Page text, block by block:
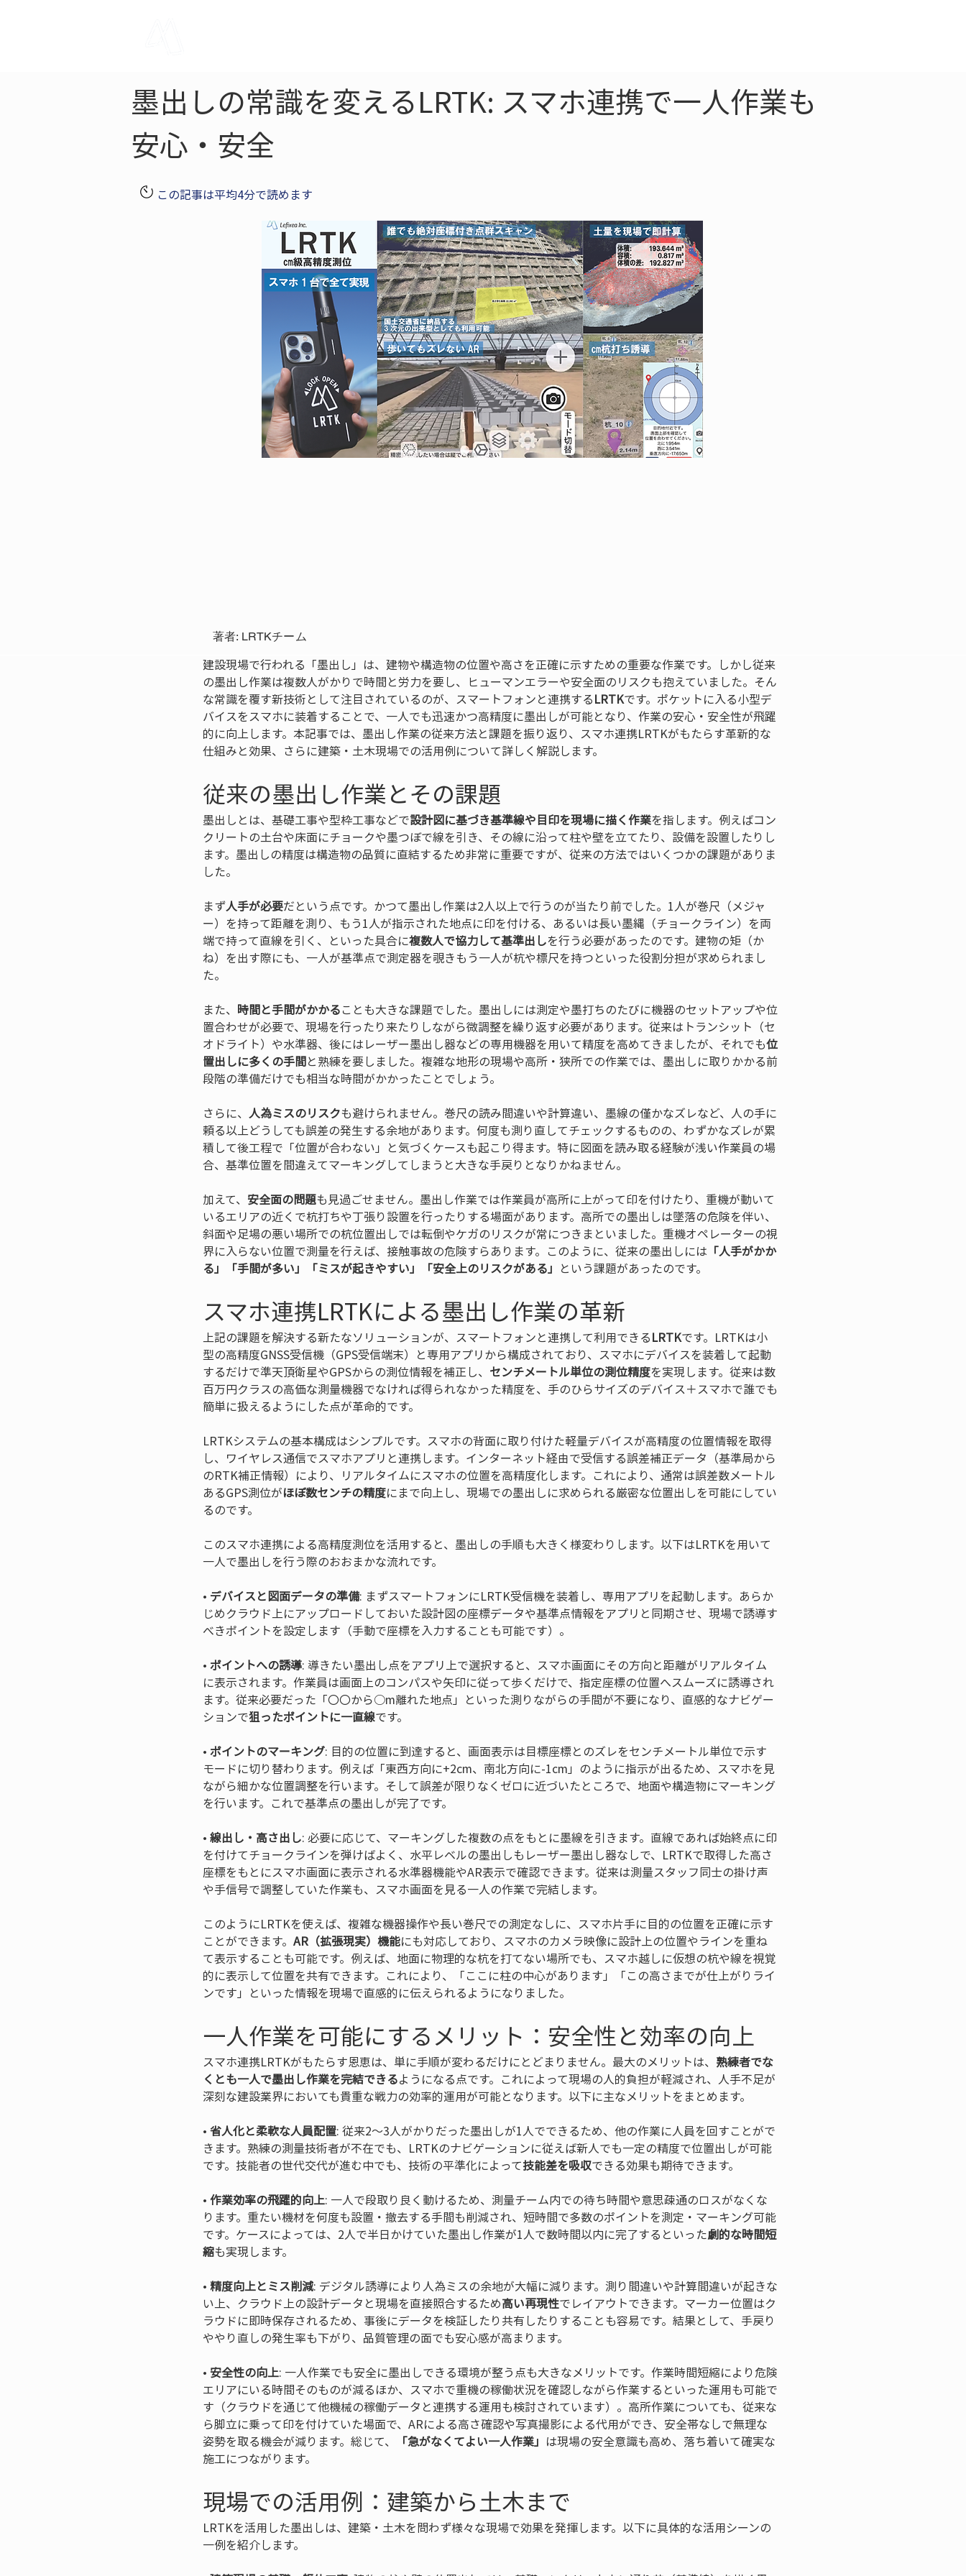
墨出しの常識を変えるLRTK: スマホ連携で一人作業も
安心・安全
この記事は平均4分で読めます
著者: LRTKチーム
建設現場で行われる「墨出し」は、建物や構造物の位置や高さを正確に示すための重要な作業です。しかし従来
の墨出し作業は複数人がかりで時間と労力を要し、ヒューマンエラーや安全面のリスクも抱えていました。そん
な常識を覆す新技術として注目されているのが、スマートフォンと連携するLRTKです。ポケットに入る小型デ
バイスをスマホに装着することで、一人でも迅速かつ高精度に墨出しが可能となり、作業の安心・安全性が飛躍
的に向上します。本記事では、墨出し作業の従来方法と課題を振り返り、スマホ連携LRTKがもたらす革新的な
仕組みと効果、さらに建築・土木現場での活用例について詳しく解説します。
従来の墨出し作業とその課題
墨出しとは、基礎工事や型枠工事などで設計図に基づき基準線や目印を現場に描く作業を指します。例えばコン
クリートの土台や床面にチョークや墨つぼで線を引き、その線に沿って柱や壁を立てたり、設備を設置したりし
ます。墨出しの精度は構造物の品質に直結するため非常に重要ですが、従来の方法ではいくつかの課題がありま
した。
まず人手が必要だという点です。かつて墨出し作業は2人以上で行うのが当たり前でした。1人が巻尺（メジャ
ー）を持って距離を測り、もう1人が指示された地点に印を付ける、あるいは長い墨縄（チョークライン）を両
端で持って直線を引く、といった具合に複数人で協力して基準出しを行う必要があったのです。建物の矩（か
ね）を出す際にも、一人が基準点で測定器を覗きもう一人が杭や標尺を持つといった役割分担が求められまし
た。
また、 時間と手間がかかることも大きな課題でした。墨出しには測定や墨打ちのたびに機器のセットアップや位
置合わせが必要で、現場を行ったり来たりしながら微調整を繰り返す必要があります。従来はトランシット（セ
オドライト）や水準器、後にはレーザー墨出し器などの専用機器を用いて精度を高めてきましたが、それでも位
置出しに多くの手間と熟練を要しました。複雑な地形の現場や高所・狭所での作業では、墨出しに取りかかる前
段階の準備だけでも相当な時間がかかったことでしょう。
さらに、 人為ミスのリスクも避けられません。巻尺の読み間違いや計算違い、墨線の僅かなズレなど、人の手に
頼る以上どうしても誤差の発生する余地があります。何度も測り直してチェックするものの、わずかなズレが累
積して後工程で「位置が合わない」と気づくケースも起こり得ます。特に図面を読み取る経験が浅い作業員の場
合、基準位置を間違えてマーキングしてしまうと大きな手戻りとなりかねません。
加えて、 安全面の問題も見過ごせません。墨出し作業では作業員が高所に上がって印を付けたり、重機が動いて
いるエリアの近くで杭打ちや丁張り設置を行ったりする場面があります。高所での墨出しは墜落の危険を伴い、
斜面や足場の悪い場所での杭位置出しでは転倒やケガのリスクが常につきまといました。重機オペレーターの視
界に入らない位置で測量を行えば、接触事故の危険すらあります。このように、従来の墨出しには 「人手がかか
る」「手間が多い」「ミスが起きやすい」「安全上のリスクがある」 という課題があったのです。
スマホ連携LRTKによる墨出し作業の革新
上記の課題を解決する新たなソリューションが、スマートフォンと連携して利用できるLRTKです。LRTKは小
型の高精度GNSS受信機（GPS受信端末）と専用アプリから構成されており、スマホにデバイスを装着して起動
するだけで準天頂衛星やGPSからの測位情報を補正し、 センチメートル単位の測位精度を実現します。従来は数
百万円クラスの高価な測量機器でなければ得られなかった精度を、手のひらサイズのデバイス＋スマホで誰でも
簡単に扱えるようにした点が革命的です。
LRTKシステムの基本構成はシンプルです。スマホの背面に取り付けた軽量デバイスが高精度の位置情報を取得
し、ワイヤレス通信でスマホアプリと連携します。インターネット経由で受信する誤差補正データ（基準局から
のRTK補正情報）により、リアルタイムにスマホの位置を高精度化します。これにより、通常は誤差数メートル
あるGPS測位がほぼ数センチの精度にまで向上し、現場での墨出しに求められる厳密な位置出しを可能にしてい
るのです。
このスマホ連携による高精度測位を活用すると、墨出しの手順も大きく様変わりします。以下はLRTKを用いて
一人で墨出しを行う際のおおまかな流れです。
• デバイスと図面データの準備: まずスマートフォンにLRTK受信機を装着し、専用アプリを起動します。あらか
じめクラウド上にアップロードしておいた設計図の座標データや基準点情報をアプリと同期させ、現場で誘導す
• ポイントへの誘導: 導きたい墨出し点をアプリ上で選択すると、スマホ画面にその方向と距離がリアルタイム
に表示されます。作業員は画面上のコンパスや矢印に従って歩くだけで、指定座標の位置へスムーズに誘導され
ます。従来必要だった「〇〇から○m離れた地点」といった測りながらの手間が不要になり、直感的なナビゲー
ションで狙ったポイントに一直線
• ポイントのマーキング: 目的の位置に到達すると、画面表示は目標座標とのズレをセンチメートル単位で示す
モードに切り替わります。例えば「東西方向に+2cm、南北方向に-1cm」のように指示が出るため、スマホを見
ながら細かな位置調整を行います。そして誤差が限りなくゼロに近づいたところで、地面や構造物にマーキング
• 線出し・高さ出し: 必要に応じて、マーキングした複数の点をもとに墨線を引きます。直線であれば始終点に印
を付けてチョークラインを弾けばよく、水平レベルの墨出しもレーザー墨出し器なしで、LRTKで取得した高さ
座標をもとにスマホ画面に表示される水準器機能やAR表示で確認できます。従来は測量スタッフ同士の掛け声
や手信号で調整していた作業も、スマホ画面を見る一人の作業で完結します。
このようにLRTKを使えば、複雑な機器操作や長い巻尺での測定なしに、スマホ片手に目的の位置を正確に示す
ことができます。 AR（拡張現実）機能にも対応しており、スマホのカメラ映像に設計上の位置やラインを重ね
て表示することも可能です。例えば、地面に物理的な杭を打てない場所でも、スマホ越しに仮想の杭や線を視覚
的に表示して位置を共有できます。これにより、「ここに柱の中心があります」「この高さまでが仕上がりライ
ンです」といった情報を現場で直感的に伝えられるようになりました。
一人作業を可能にするメリット：安全性と効率の向上
スマホ連携LRTKがもたらす恩恵は、単に手順が変わるだけにとどまりません。最大のメリットは、 熟練者でな
くとも一人で墨出し作業を完結できるようになる点です。これによって現場の人的負担が軽減され、人手不足が
深刻な建設業界においても貴重な戦力の効率的運用が可能となります。以下に主なメリットをまとめます。
• 省人化と柔軟な人員配置: 従来2～3人がかりだった墨出しが1人でできるため、他の作業に人員を回すことがで
きます。熟練の測量技術者が不在でも、LRTKのナビゲーションに従えば新人でも一定の精度で位置出しが可能
です。技能者の世代交代が進む中でも、技術の平準化によって技能差を吸収
• 作業効率の飛躍的向上: 一人で段取り良く動けるため、測量チーム内での待ち時間や意思疎通のロスがなくな
ります。重たい機材を何度も設置・撤去する手間も削減され、短時間で多数のポイントを測定・マーキング可能
です。ケースによっては、2人で半日かけていた墨出し作業が1人で数時間以内に完了するといった劇的な時間短
縮
• 精度向上とミス削減: デジタル誘導により人為ミスの余地が大幅に減ります。測り間違いや計算間違いが起きな
い上、クラウド上の設計データと現場を直接照合するため高い再現性でレイアウトできます。マーカー位置はク
ラウドに即時保存されるため、事後にデータを検証したり共有したりすることも容易です。結果として、手戻り
• 安全性の向上: 一人作業でも安全に墨出しできる環境が整う点も大きなメリットです。作業時間短縮により危険
エリアにいる時間そのものが減るほか、スマホで重機の稼働状況を確認しながら作業するといった運用も可能で
す（クラウドを通じて他機械の稼働データと連携する運用も検討されています）。高所作業についても、従来な
ら脚立に乗って印を付けていた場面で、ARによる高さ確認や写真撮影による代用ができ、安全帯なしで無理な
姿勢を取る機会が減ります。総じて、
「急がなくてよい一人作業」 は現場の安全意識も高め、落ち着いて確実な
施工につながります。
現場での活用例：建築から土木まで
LRTKを活用した墨出しは、建築・土木を問わず様々な現場で効果を発揮します。以下に具体的な活用シーンの
一例を紹介します。